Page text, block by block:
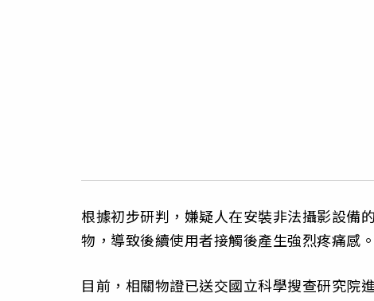
根據初步研判，嫌疑人在安裝非法攝影設備
物，導致後續使用者接觸後產生強烈疼痛感
目前，相關物證已送交國立科學搜查研究院